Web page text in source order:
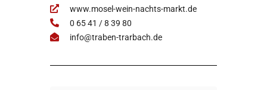
www.mosel-wein-nachts-markt.de
0 65 41 / 8 39 80
info@traben-trarbach.de